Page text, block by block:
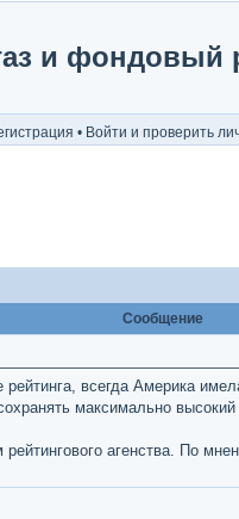
и фондовый
• Войти и проверить
Сообщение
всегда Америка
максимально высокий
агенства. По